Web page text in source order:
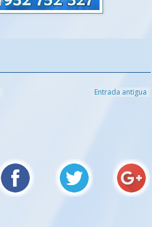
Entrada antigua